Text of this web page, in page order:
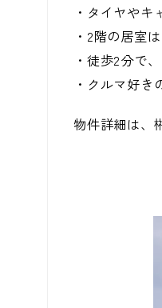
・タイヤや
・2階の居室
・徒歩2分で
・クルマ好
物件詳細は、